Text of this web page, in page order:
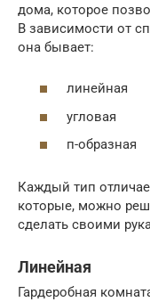
дома, которое
В зависимости от
она бывает:
линейная
угловая
п-образная
Каждый тип
которые, можно
сделать своими
Линейная
Гардеробная